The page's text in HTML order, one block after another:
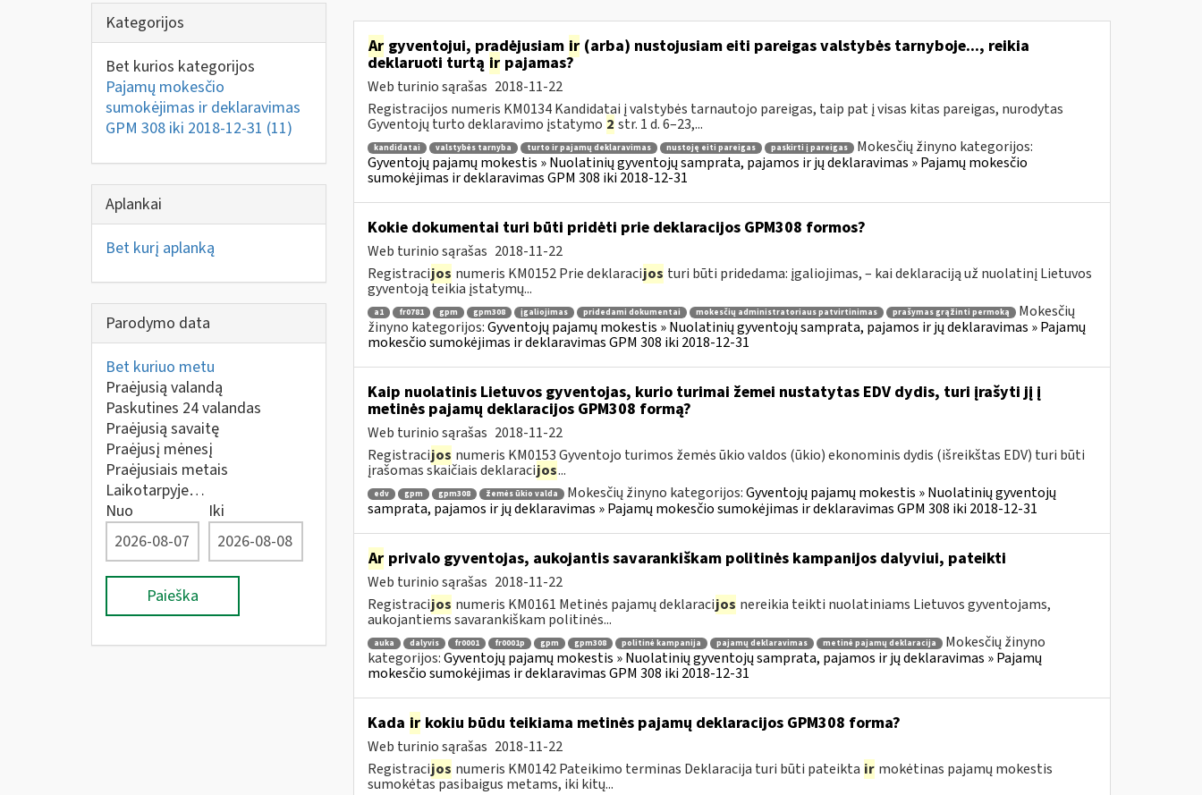
Kategorijos
Bet kurios kategorijos
Pajamų mokesčio
sumokėjimas ir deklaravimas
GPM 308 iki 2018-12-31 (11)
Aplankai
Bet kurį aplanką
Parodymo data
Bet kuriuo metu
Praėjusią valandą
Paskutines 24 valandas
Praėjusią savaitę
Praėjusį mėnesį
Praėjusiais metais
Laikotarpyje…
Nuo
Iki
Paieška
Argyventojui, pradėjusiam ir(arba) nustojusiam eiti pareigas valstybės tarnyboje..., reikia
deklaruoti turtą irpajamas?
Web turinio sąrašas 2018-11-22
Registracijos numeris KM0134 Kandidatai į valstybės tarnautojo pareigas, taip pat į visas kitas pareigas, nurodytas
Gyventojų turto deklaravimo įstatymo 2 str. 1 d. 6–23,...
kandidatai valstybės tarnyba turto ir pajamų deklaravimas nustoję eiti pareigas paskirti į pareigas
Mokesčių žinyno kategorijos:
Gyventojų pajamų mokestis » Nuolatinių gyventojų samprata, pajamos ir jų deklaravimas » Pajamų mokesčio
sumokėjimas ir deklaravimas GPM 308 iki 2018-12-31
Kokie dokumentai turi būti pridėti prie deklaracijos GPM308 formos?
Web turinio sąrašas 2018-11-22
Registracijos numeris KM0152 Prie deklaracijos turi būti pridedama: įgaliojimas, – kai deklaraciją už nuolatinį Lietuvos
gyventoją teikia įstatymų...
a1 fr0781 gpm gpm308 įgaliojimas pridedami dokumentai mokesčių administratoriaus patvirtinimas prašymas grąžinti permoką
Mokesčių
žinyno kategorijos:Gyventojų pajamų mokestis » Nuolatinių gyventojų samprata, pajamos ir jų deklaravimas » Pajamų
mokesčio sumokėjimas ir deklaravimas GPM 308 iki 2018-12-31
Kaip nuolatinis Lietuvos gyventojas, kurio turimai žemei nustatytas EDV dydis, turi įrašyti jį į
metinės pajamų deklaracijos GPM308 formą?
Web turinio sąrašas 2018-11-22
Registracijos numeris KM0153 Gyventojo turimos žemės ūkio valdos (ūkio) ekonominis dydis (išreikštas EDV) turi būti
įrašomas skaičiais deklaracijos...
edv gpm gpm308 žemės ūkio valda Mokesčių žinyno kategorijos:Gyventojų pajamų mokestis » Nuolatinių gyventojų
samprata, pajamos ir jų deklaravimas » Pajamų mokesčio sumokėjimas ir deklaravimas GPM 308 iki 2018-12-31
Arprivalo gyventojas, aukojantis savarankiškam politinės kampanijos dalyviui, pateikti
Web turinio sąrašas 2018-11-22
Registracijos numeris KM0161 Metinės pajamų deklaracijos nereikia teikti nuolatiniams Lietuvos gyventojams,
aukojantiems savarankiškam politinės...
auka dalyvis fr0001 fr0001p gpm gpm308 politinė kampanija pajamų deklaravimas metinė pajamų deklaracija
Mokesčių žinyno
kategorijos:Gyventojų pajamų mokestis » Nuolatinių gyventojų samprata, pajamos ir jų deklaravimas » Pajamų
mokesčio sumokėjimas ir deklaravimas GPM 308 iki 2018-12-31
Kada irkokiu būdu teikiama metinės pajamų deklaracijos GPM308 forma?
Web turinio sąrašas 2018-11-22
Registracijos numeris KM0142 Pateikimo terminas Deklaracija turi būti pateikta ir mokėtinas pajamų mokestis
sumokėtas pasibaigus metams, iki kitų...